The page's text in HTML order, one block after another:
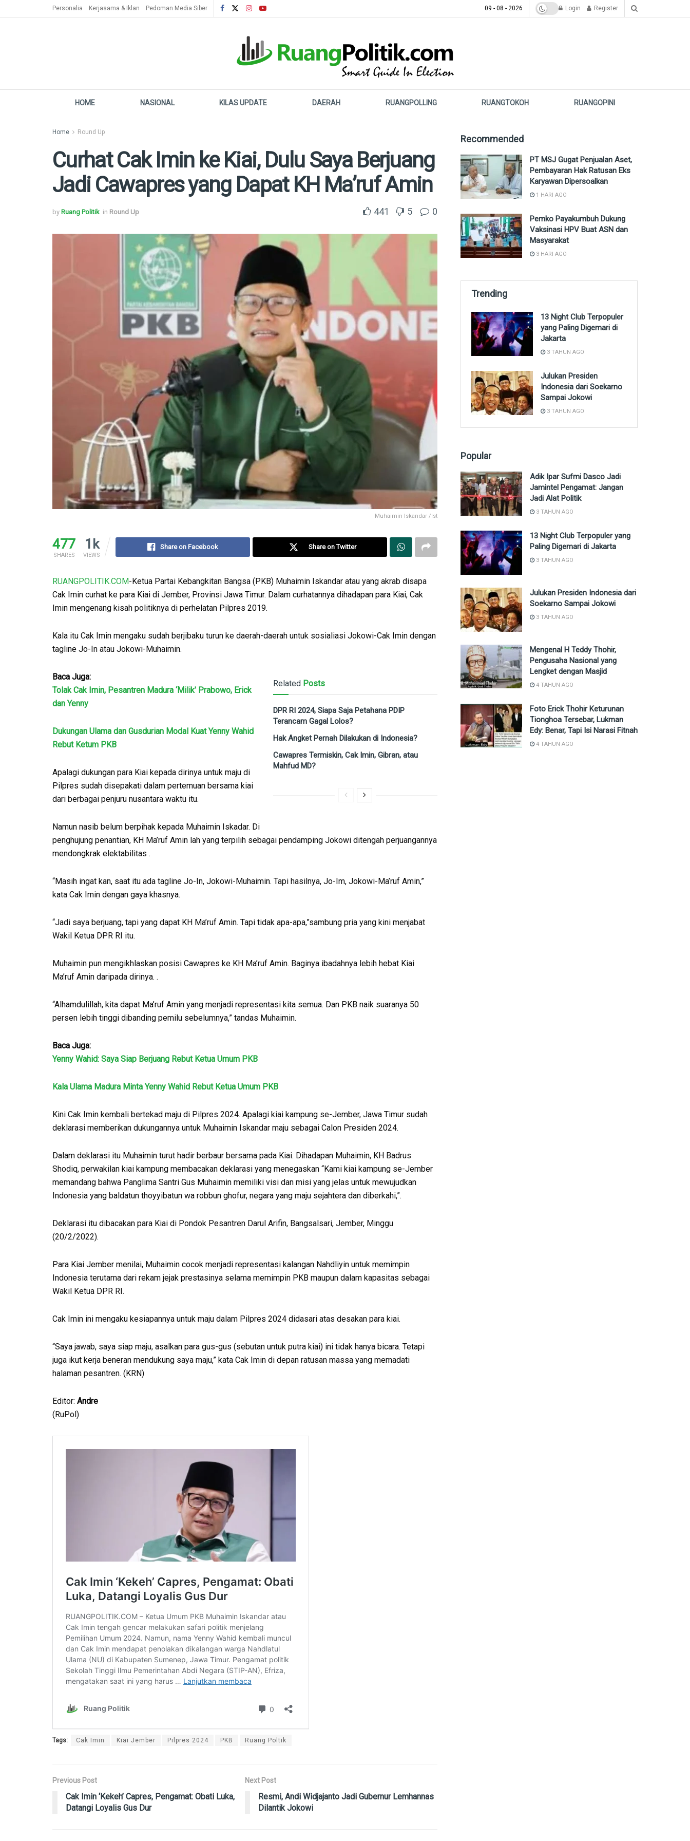
Personalia Kerjasama & Iklan Pedoman Media Siber 09 - 08 - 2026 Login Register
HOME NASIONAL KILAS UPDATE DAERAH RUANGPOLLING RUANGTOKOH RUANGOPINI
Home Round Up
Curhat Cak Imin ke Kiai, Dulu Saya Berjuang
Jadi Cawapres yang Dapat KH Ma’ruf Amin
by Ruang Politik in Round Up 441 5 0
Muhaimin Iskandar /Ist
477
SHARES
1k
VIEWS
Share on Facebook Share on Twitter
RUANGPOLITIK.COM-Ketua Partai Kebangkitan Bangsa (PKB) Muhaimin Iskandar atau yang akrab disapa
Cak Imin curhat ke para Kiai di Jember, Provinsi Jawa Timur. Dalam curhatannya dihadapan para Kiai, Cak
Imin mengenang kisah politiknya di perhelatan Pilpres 2019.
Kala itu Cak Imin mengaku sudah berjibaku turun ke daerah-daerah untuk sosialiasi Jokowi-Cak Imin dengan
tagline Jo-In atau Jokowi-Muhaimin.
Related Posts
DPR RI 2024, Siapa Saja Petahana PDIP
Terancam Gagal Lolos?
Hak Angket Pernah Dilakukan di Indonesia?
Cawapres Termiskin, Cak Imin, Gibran, atau
Mahfud MD?
Baca Juga:
Tolak Cak Imin, Pesantren Madura ‘Milik’ Prabowo, Erick
dan Yenny
Dukungan Ulama dan Gusdurian Modal Kuat Yenny Wahid
Rebut Ketum PKB
Apalagi dukungan para Kiai kepada dirinya untuk maju di
Pilpres sudah disepakati dalam pertemuan bersama kiai
dari berbagai penjuru nusantara waktu itu.
Namun nasib belum berpihak kepada Muhaimin Iskadar. Di
penghujung penantian, KH Ma’ruf Amin lah yang terpilih sebagai pendamping Jokowi ditengah perjuangannya
mendongkrak elektabilitas .
“Masih ingat kan, saat itu ada tagline Jo-In, Jokowi-Muhaimin. Tapi hasilnya, Jo-Im, Jokowi-Ma’ruf Amin,”
kata Cak Imin dengan gaya khasnya.
“Jadi saya berjuang, tapi yang dapat KH Ma’ruf Amin. Tapi tidak apa-apa,”sambung pria yang kini menjabat
Wakil Ketua DPR RI itu.
Muhaimin pun mengikhlaskan posisi Cawapres ke KH Ma’ruf Amin. Baginya ibadahnya lebih hebat Kiai
Ma’ruf Amin daripada dirinya. .
“Alhamdulillah, kita dapat Ma’ruf Amin yang menjadi representasi kita semua. Dan PKB naik suaranya 50
persen lebih tinggi dibanding pemilu sebelumnya,” tandas Muhaimin.
Baca Juga:
Yenny Wahid: Saya Siap Berjuang Rebut Ketua Umum PKB
Kala Ulama Madura Minta Yenny Wahid Rebut Ketua Umum PKB
Kini Cak Imin kembali bertekad maju di Pilpres 2024. Apalagi kiai kampung se-Jember, Jawa Timur sudah
deklarasi memberikan dukungannya untuk Muhaimin Iskandar maju sebagai Calon Presiden 2024.
Dalam deklarasi itu Muhaimin turut hadir berbaur bersama pada Kiai. Dihadapan Muhaimin, KH Badrus
Shodiq, perwakilan kiai kampung membacakan deklarasi yang menegaskan “Kami kiai kampung se-Jember
memandang bahwa Panglima Santri Gus Muhaimin memiliki visi dan misi yang jelas untuk mewujudkan
Indonesia yang baldatun thoyyibatun wa robbun ghofur, negara yang maju sejahtera dan diberkahi,”.
Deklarasi itu dibacakan para Kiai di Pondok Pesantren Darul Arifin, Bangsalsari, Jember, Minggu
(20/2/2022).
Para Kiai Jember menilai, Muhaimin cocok menjadi representasi kalangan Nahdliyin untuk memimpin
Indonesia terutama dari rekam jejak prestasinya selama memimpin PKB maupun dalam kapasitas sebagai
Wakil Ketua DPR RI.
Cak Imin ini mengaku kesiapannya untuk maju dalam Pilpres 2024 didasari atas desakan para kiai.
“Saya jawab, saya siap maju, asalkan para gus-gus (sebutan untuk putra kiai) ini tidak hanya bicara. Tetapi
juga ikut kerja beneran mendukung saya maju,” kata Cak Imin di depan ratusan massa yang memadati
halaman pesantren. (KRN)
Editor: Andre
(RuPol)
Tags: Cak Imin Kiai Jember Pilpres 2024 PKB Ruang Poltik
Previous Post
Cak Imin ‘Kekeh’ Capres, Pengamat: Obati Luka,
Datangi Loyalis Gus Dur
Next Post
Resmi, Andi Widjajanto Jadi Gubernur Lemhannas
Dilantik Jokowi
Recommended
PT MSJ Gugat Penjualan Aset,
Pembayaran Hak Ratusan Eks
Karyawan Dipersoalkan
1 HARI AGO
Pemko Payakumbuh Dukung
Vaksinasi HPV Buat ASN dan
Masyarakat
3 HARI AGO
Trending
13 Night Club Terpopuler
yang Paling Digemari di
Jakarta
3 TAHUN AGO
Julukan Presiden
Indonesia dari Soekarno
Sampai Jokowi
3 TAHUN AGO
Popular
Adik Ipar Sufmi Dasco Jadi
Jamintel Pengamat: Jangan
Jadi Alat Politik
3 TAHUN AGO
13 Night Club Terpopuler yang
Paling Digemari di Jakarta
3 TAHUN AGO
Julukan Presiden Indonesia dari
Soekarno Sampai Jokowi
3 TAHUN AGO
Mengenal H Teddy Thohir,
Pengusaha Nasional yang
Lengket dengan Masjid
4 TAHUN AGO
Foto Erick Thohir Keturunan
Tionghoa Tersebar, Lukman
Edy: Benar, Tapi Isi Narasi Fitnah
4 TAHUN AGO